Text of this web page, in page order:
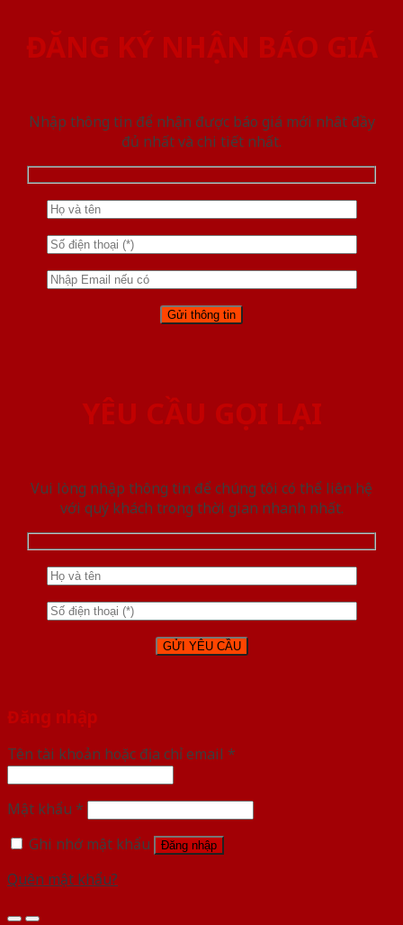
ĐĂNG KÝ NHẬN BÁO GIÁ
Nhập thông tin để nhận được báo giá mới nhât đầy
đủ nhất và chi tiết nhất.
YÊU CẦU GỌI LẠI
Vui lòng nhập thông tin để chúng tôi có thể liên hệ
với quý khách trong thời gian nhanh nhất.
Đăng nhập
Tên tài khoản hoặc địa chỉ email *
Mật khẩu *
Ghi nhớ mật khẩu
Đăng nhập
Quên mật khẩu?